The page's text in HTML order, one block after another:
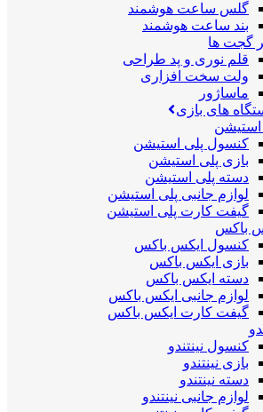
گلس ساعت هوشمند
بند ساعت هوشمند
گجت ها
قلم نوری و پد طراحی
ولت سخت افزاری
ماساژور
های بازی
استیشن
کنسول پلی استیشن
بازی پلی استیشن
دسته پلی استیشن
لوازم جانبی پلی استیشن
گیفت کارت پلی استیشن
باکس
کنسول ایکس باکس
بازی ایکس باکس
دسته ایکس باکس
لوازم جانبی ایکس باکس
گیفت کارت ایکس باکس
کنسول نینتندو
بازی نینتندو
دسته نینتندو
لوازم جانبی نینتندو